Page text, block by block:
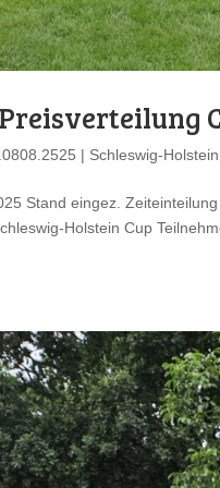
| Schleswig-Holstein
Stand eingez.
Holstein Cup